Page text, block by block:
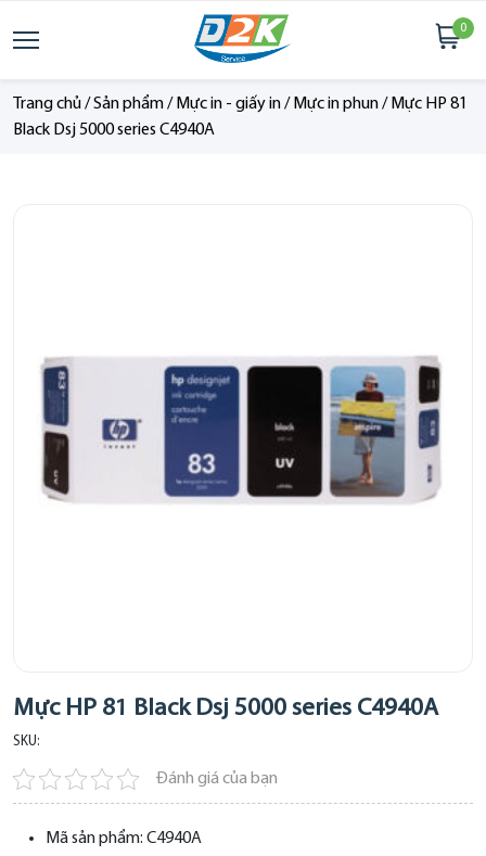
0
Trang chủ/Sản phẩm/ Mực in - giấy in/ Mực in phun/ Mực HP 81
Black Dsj 5000 series C4940A
Mực HP 81 Black Dsj 5000 series C4940A
SKU:
Đánh giá của bạn
Mã sản phẩm: C4940A